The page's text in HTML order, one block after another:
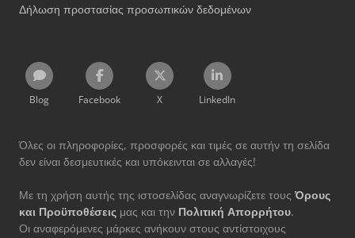
Δήλωση προστασίας προσωπικών δεδομένων
Blog Facebook X LinkedIn
Όλες οι πληροφορίες, προσφορές και τιμές σε αυτήν τη σελίδα
δεν είναι δεσμευτικές και υπόκεινται σε αλλαγές!
Με τη χρήση αυτής της ιστοσελίδας αναγνωρίζετε τους Όρους
και Προϋποθέσεις μας και την Πολιτική Απορρήτου.
Οι αναφερόμενες μάρκες ανήκουν στους αντίστοιχους